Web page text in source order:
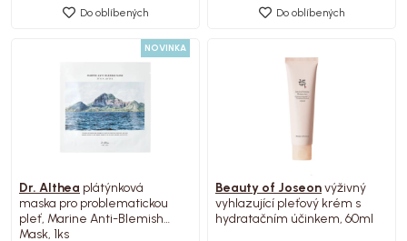
Do oblíbených Do oblíbených
NOVINKA
Dr. Althea plátýnková
maska pro problematickou
pleť, Marine Anti-Blemish
Mask, 1ks
Beauty of Joseonvýživný
vyhlazující pleťový krém s
hydratačním účinkem, 60ml